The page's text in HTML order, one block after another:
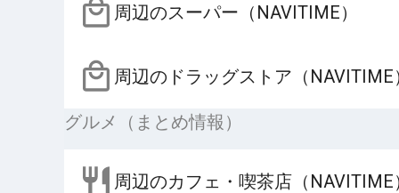
周辺のスーパー（NAVITIME）
周辺のドラッグストア（NAVITIME
グルメ（まとめ情報）
周辺のカフェ・喫茶店（NAVITIME